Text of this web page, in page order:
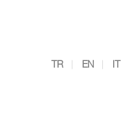
TR EN IT